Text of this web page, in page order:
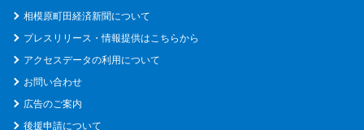
相模原町田経済新聞について
プレスリリース・情報提供はこちらから
アクセスデータの利用について
お問い合わせ
広告のご案内
後援申請について